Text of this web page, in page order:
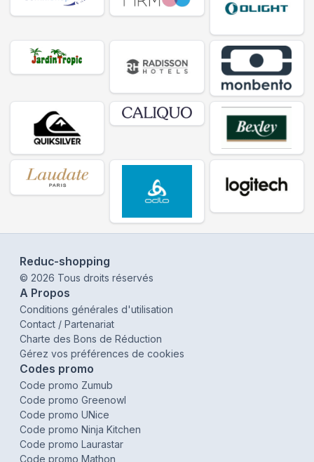
Reduc-shopping
© 2026 Tous droits réservés
A Propos
Conditions générales d'utilisation
Contact / Partenariat
Charte des Bons de Réduction
Gérez vos préférences de cookies
Codes promo
Code promo Zumub
Code promo Greenowl
Code promo UNice
Code promo Ninja Kitchen
Code promo Laurastar
Code promo Mathon